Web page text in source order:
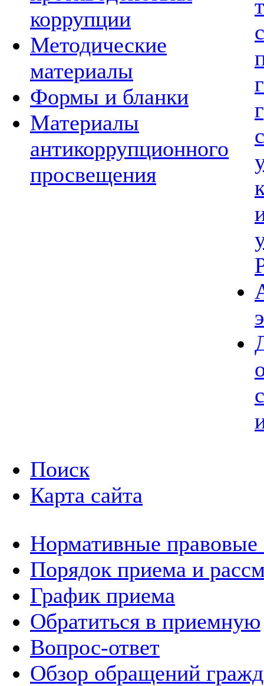
коррупции
Методические
материалы
Формы и бланки
Материалы
антикоррупционного
просвещения
Поиск
Карта сайта
Нормативные правовые
Порядок приема и
График приема
Обратиться в приемную
Вопрос-ответ
Обзор обращений